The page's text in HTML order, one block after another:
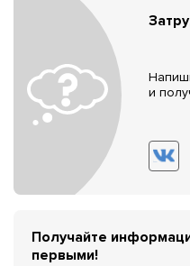
и
Получайте
первыми!